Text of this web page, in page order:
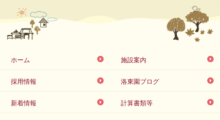
ホーム 施設案内
採用情報 洛東園ブログ
新着情報 計算書類等